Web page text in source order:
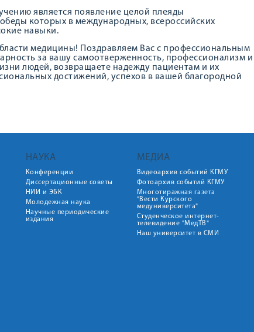
является появление целой плеяды
которых в международных, всероссийских
навыки.
медицины! Поздравляем Вас с профессиональным
за вашу самоотверженность, профессионализм и
людей, возвращаете надежду пациентам и их
достижений, успехов в вашей благородной
НАУКА
Конференции
Диссертационные советы
НИИ и ЭБК
Молодежная наука
Научные периодические
издания
МЕДИА
Видеоархив событий КГМУ
Фотоархив событий КГМУ
Многотиражная газета
"Вести Курского
медуниверситета"
Студенческое интернет-
телевидение "МедТВ"
Наш университет в СМИ